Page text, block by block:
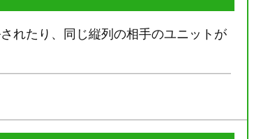
れたり、同じ縦列の相手のユニットが